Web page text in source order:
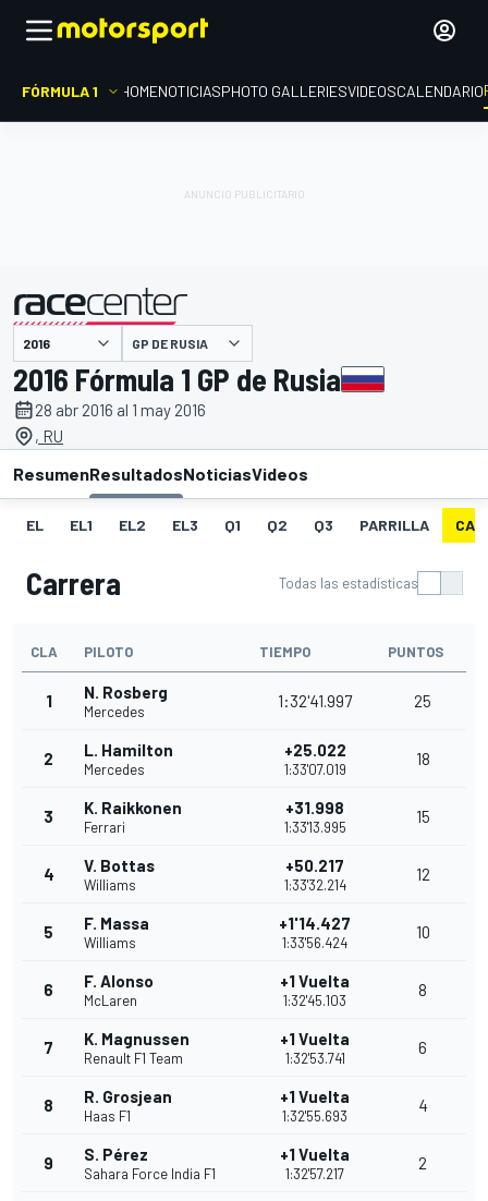
FÓRMULA 1 HOMENOTICIASPHOTO GALLERIESVIDEOSCALENDARIO
presentado por GP DE RUSIA
2016 Fórmula 1 GP de Rusia
28 abr 2016 al 1 may 2016
, RU
ResumenResultadosNoticiasVideos
EL EL1 EL2 EL3 Q1 Q2 Q3 PARRILLA
Carrera Todas las estadísticas
CLA PILOTO TIEMPO PUNTOS
1 N. Rosberg
Mercedes
1:32'41.997 25
2 L. Hamilton
Mercedes
+25.022
1:33'07.019
18
3 K. Raikkonen
Ferrari
+31.998
1:33'13.995
15
4 V. Bottas
Williams
+50.217
1:33'32.214
12
5 F. Massa
Williams
+1'14.427
1:33'56.424
10
6 F. Alonso
McLaren
+1 Vuelta
1:32'45.103
8
7 K. Magnussen
Renault F1 Team
+1 Vuelta
1:32'53.741
6
8 R. Grosjean
Haas F1
+1 Vuelta
1:32'55.693
4
9 S. Pérez
Sahara Force India F1
+1 Vuelta
1:32'57.217
2